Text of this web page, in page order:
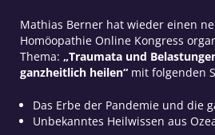
Mathias Berner hat wieder einen
Homöopathie Online Kongress
Thema: „Traumata und
ganzheitlich heilen“mit folgenden
Das Erbe der Pandemie und die
Unbekanntes Heilwissen aus